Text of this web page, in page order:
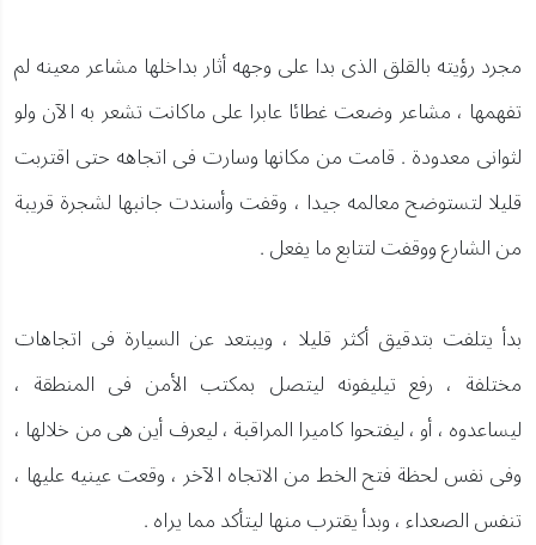
مجرد رؤيته بالقلق الذى بدا على وجهه أثار بداخلها مشاعر معينه لم
تفهمها ، مشاعر وضعت غطائا عابرا على ماكانت تشعر به الآن ولو
لثوانى معدودة . قامت من مكانها وسارت فى اتجاهه حتى اقتربت
قليلا لتستوضح معالمه جيدا ، وقفت وأسندت جانبها لشجرة قريبة
من الشارع ووقفت لتتابع ما يفعل .
بدأ يتلفت بتدقيق أكثر قليلا ، ويبتعد عن السيارة فى اتجاهات
مختلفة ، رفع تيليفونه ليتصل بمكتب الأمن فى المنطقة ،
ليساعدوه ، أو ، ليفتحوا كاميرا المراقبة ، ليعرف أين هى من خلالها ،
وفى نفس لحظة فتح الخط من الاتجاه الآخر ، وقعت عينيه عليها ،
تنفس الصعداء ، وبدأ يقترب منها ليتأكد مما يراه .